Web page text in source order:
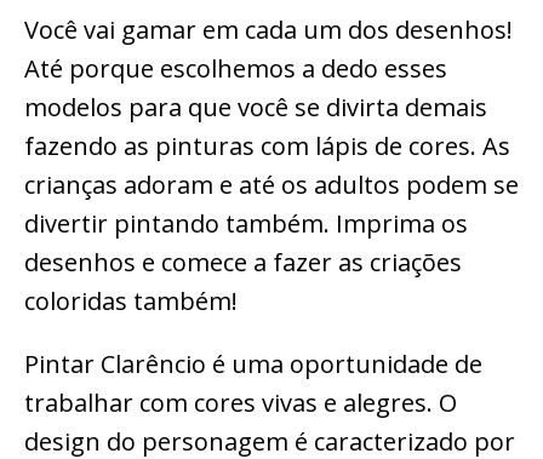
Você vai gamar em cada um dos desenhos!
Até porque escolhemos a dedo esses
modelos para que você se divirta demais
fazendo as pinturas com lápis de cores. As
crianças adoram e até os adultos podem se
divertir pintando também. Imprima os
desenhos e comece a fazer as criações
coloridas também!
Pintar Clarêncio é uma oportunidade de
trabalhar com cores vivas e alegres. O
design do personagem é caracterizado por